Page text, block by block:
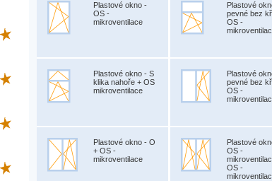
Plastové okno -
OS -
mikroventilace
Plastové
pevné bez
OS -
Plastové okno - S
klika nahoře + OS
mikroventilace
Plastové
pevné bez
OS -
Plastové okno - O
+ OS -
mikroventilace
Plastové
OS -
OS -